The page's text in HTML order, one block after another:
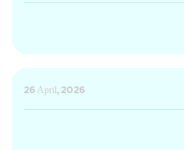
26 April, 2026